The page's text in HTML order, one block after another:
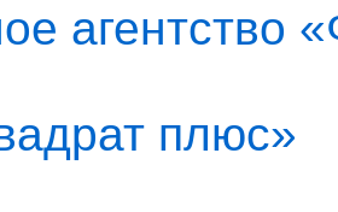
агентство
плюс»